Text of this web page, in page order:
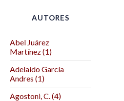
de Ciencias Políticas (1)
Benemérita Universidad
Autónoma de Puebla (2)
Benemérita y
Centenaria Escuela
Normal del Estado (1)
AUTORES
Abel Juárez
Martínez (1)
Adelaido García
Andres (1)
Agostoni, C. (4)